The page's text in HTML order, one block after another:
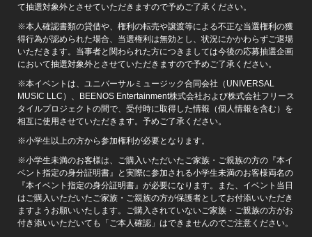
て抽選対象外とさせていただきますので予めご了承ください。
※本人確認書類の貸借や、権利の転売や譲渡等による不正な当選権利の獲
得行為が認められた場合、当選権利は無効とし、状況にかかわらずご退場
いただきます。当事者と関わられた方につきましては今後の応募抽選企画
において抽選対象外とさせていただきますので予めご了承ください。
※本イベントは、ユニバーサルミュージック合同会社（UNIVERSAL
MUSIC LLC）、BEENOS Entertainment株式会社および株式会社フリース
タイルプロジェクトの間で、受付時に取得した情報（個人情報を含む）を
相互に使用させていただきます。予めご了承ください。
※小学生以上の方から参加権利が必要となります。
※小学生未満のお客様は、ご購入いただいたご家族・ご親族の方の『本イ
ベント指定の身分証明書』と実際に参加される小学生未満のお客様両名の
『本イベント指定の身分証明書』が必要になります。また、イベント当日
はご購入いただいたご家族・ご親族の方が保護者としてお付添いいただき
ますようお願いいたします。ご購入されていないご家族・ご親族の方がお
付き添いいただいても「ご本人確認」はできませんのでご注意ください。